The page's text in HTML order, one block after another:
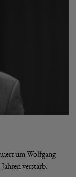
um Wolfgang
verstarb.